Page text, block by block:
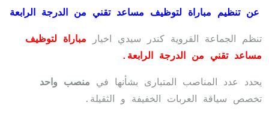
عن تنظيم مباراة لتوظيف مساعد تقني من الدرجة الرابعة
تنظم الجماعة القروية كندر سيدي اخيار مباراة لتوظيف
مساعد تقني من الدرجة الرابعة.
يحدد عدد المناصب المتبارى بشأنها في منصب واحد
تخصص سياقة العربات الخفيفة و الثقيلة.